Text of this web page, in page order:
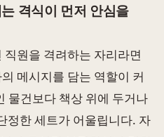
격식이 먼저 안심을
원을 격려하는 자리라면
메시지를 담는 역할이 커
물건보다 책상 위에 두거나
정한 세트가 어울립니다. 자